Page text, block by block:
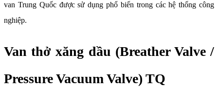
van Trung Quốc được sử dụng phổ biến trong các hệ thống công
nghiệp.
Van thở xăng dầu (Breather Valve /
Pressure Vacuum Valve) TQ